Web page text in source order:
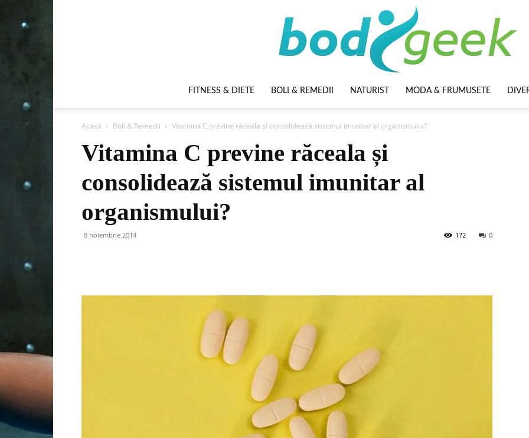
FITNESS & DIETE BOLI & REMEDII NATURIST MODA & FRUMUSETE
Acasă Boli & Remedii Vitamina C previne răceala și consolidează sistemul imunitar al organismului?
Vitamina C previne răceala și
consolidează sistemul imunitar al
organismului?
8 noiembrie 2014 0
172